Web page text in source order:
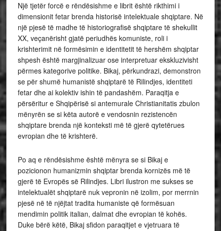
Një tjetër forcë e rëndësishme e librit është rikthimi i
dimensionit fetar brenda historisë intelektuale shqiptare. Në
një pjesë të madhe të historiografisë shqiptare të shekullit
XX, veçanërisht gjatë periudhës komuniste, roli i
krishterimit në formësimin e identitetit të hershëm shqiptar
shpesh është margjinalizuar ose interpretuar ekskluzivisht
përmes kategorive politike. Bikaj, përkundrazi, demonstron
se për shumë humanistë shqiptarë të Rilindjes, identiteti
fetar dhe ai kolektiv ishin të pandashëm. Paraqitja e
përsëritur e Shqipërisë si antemurale Christianitatis zbulon
mënyrën se si këta autorë e vendosnin rezistencën
shqiptare brenda një konteksti më të gjerë qytetërues
evropian dhe të krishterë.
Po aq e rëndësishme është mënyra se si Bikaj e
pozicionon humanizmin shqiptar brenda kornizës më të
gjerë të Evropës së Rilindjes. Libri ilustron me sukses se
intelektualët shqiptarë nuk vepronin në izolim, por merrnin
pjesë në të njëjtat tradita humaniste që formësuan
mendimin politik italian, dalmat dhe evropian të kohës.
Duke bërë këtë, Bikaj sfidon paraqitjet e vjetruara të